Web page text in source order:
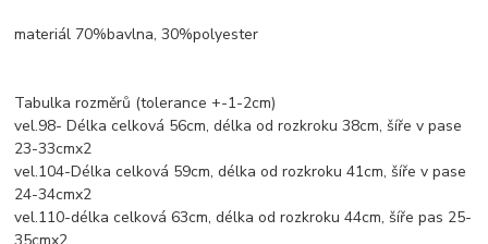
materiál 70%bavlna, 30%polyester
Tabulka rozměrů (tolerance +-1-2cm)
vel.98- Délka celková 56cm, délka od rozkroku 38cm, šíře v pase
23-33cmx2
vel.104-Délka celková 59cm, délka od rozkroku 41cm, šíře v pase
24-34cmx2
vel.110-délka celková 63cm, délka od rozkroku 44cm, šíře pas 25-
35cmx2